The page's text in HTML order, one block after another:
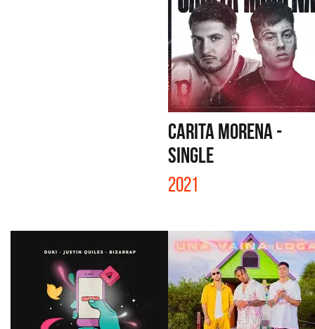
CARITA MORENA -
SINGLE
2021